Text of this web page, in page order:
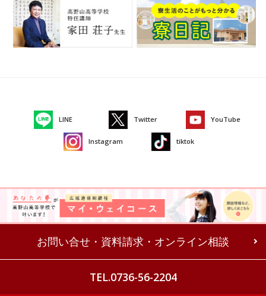
LINE Twitter YouTube
Instagram tiktok
お問い合せ・資料請求・オンライン相談
TEL.0736-56-2204